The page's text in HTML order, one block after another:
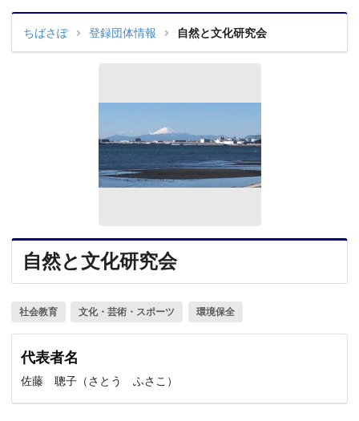
ちばさぽ 登録団体情報 自然と文化研究会
自然と文化研究会
社会教育 文化・芸術・スポーツ 環境保全
代表者名
佐藤 聰子（さとう ふさこ）